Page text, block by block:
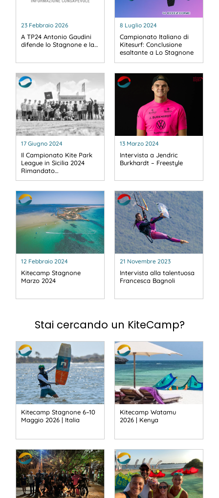
23 Febbraio 2026
A TP24 Antonio Gaudini
difende lo Stagnone e la…
8 Luglio 2024
Campionato Italiano di
Kitesurf: Conclusione
esaltante a Lo Stagnone
17 Giugno 2024
Il Campionato Kite Park
League in Sicilia 2024
Rimandato…
13 Marzo 2024
Intervista a Jendric
Burkhardt – Freestyle
12 Febbraio 2024
Kitecamp Stagnone
Marzo 2024
21 Novembre 2023
Intervista alla talentuosa
Francesca Bagnoli
Stai cercando un KiteCamp?
Kitecamp Stagnone 6–10
Maggio 2026 | Italia
Kitecamp Watamu
2026 | Kenya